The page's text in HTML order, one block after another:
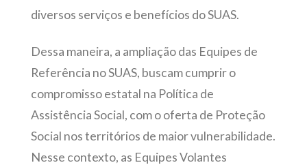
diversos serviços e benefícios do SUAS.
Dessa maneira, a ampliação das Equipes de
Referência no SUAS, buscam cumprir o
compromisso estatal na Política de
Assistência Social, com o oferta de Proteção
Social nos territórios de maior vulnerabilidade.
Nesse contexto, as Equipes Volantes